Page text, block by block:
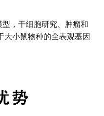
，干细胞研究、肿瘤和
大小鼠物种的全表观基因